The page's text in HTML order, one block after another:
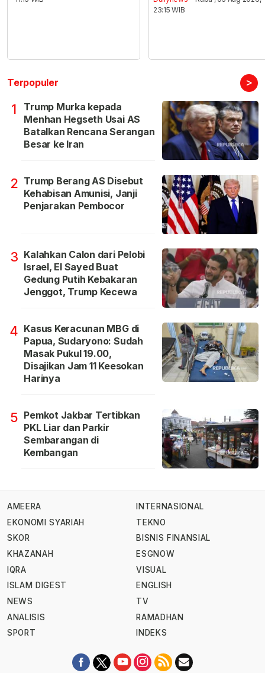
23:15 WIB
Terpopuler >
1
Trump Murka kepada
Menhan Hegseth Usai AS
Batalkan Rencana Serangan
Besar ke Iran
2 Trump Berang AS Disebut
Kehabisan Amunisi, Janji
Penjarakan Pembocor
3 Kalahkan Calon dari Pelobi
Israel, El Sayed Buat
Gedung Putih Kebakaran
Jenggot, Trump Kecewa
4 Kasus Keracunan MBG di
Papua, Sudaryono: Sudah
Masak Pukul 19.00,
Disajikan Jam 11 Keesokan
Harinya
5 Pemkot Jakbar Tertibkan
PKL Liar dan Parkir
Sembarangan di
Kembangan
AMEERA
EKONOMI SYARIAH
SKOR
KHAZANAH
IQRA
ISLAM DIGEST
NEWS
ANALISIS
SPORT
INTERNASIONAL
TEKNO
BISNIS FINANSIAL
ESGNOW
VISUAL
ENGLISH
TV
RAMADHAN
INDEKS